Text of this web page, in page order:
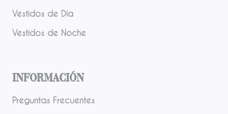
Vestidos de Día
Vestidos de Noche
Información
Preguntas Frecuentes